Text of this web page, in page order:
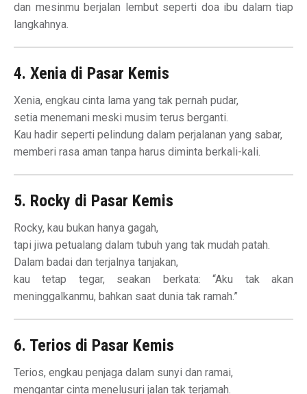
dan mesinmu berjalan lembut seperti doa ibu dalam tiap
langkahnya.
4. Xenia di Pasar Kemis
Xenia, engkau cinta lama yang tak pernah pudar,
setia menemani meski musim terus berganti.
Kau hadir seperti pelindung dalam perjalanan yang sabar,
memberi rasa aman tanpa harus diminta berkali-kali.
5. Rocky di Pasar Kemis
Rocky, kau bukan hanya gagah,
tapi jiwa petualang dalam tubuh yang tak mudah patah.
Dalam badai dan terjalnya tanjakan,
kau tetap tegar, seakan berkata: “Aku tak akan
meninggalkanmu, bahkan saat dunia tak ramah.”
6. Terios di Pasar Kemis
Terios, engkau penjaga dalam sunyi dan ramai,
mengantar cinta menelusuri jalan tak terjamah.